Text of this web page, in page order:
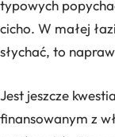
typowych
cicho. W małej
słychać, to
Jest jeszcze
finansowanym z